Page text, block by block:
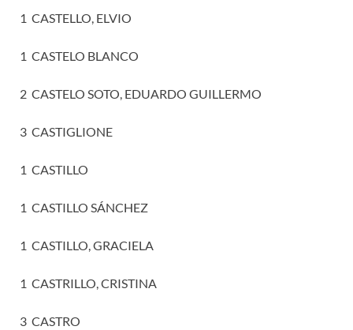
1 CASTELLO, ELVIO
1 CASTELO BLANCO
2 CASTELO SOTO, EDUARDO GUILLERMO
3 CASTIGLIONE
1 CASTILLO
1 CASTILLO SÁNCHEZ
1 CASTILLO, GRACIELA
1 CASTRILLO, CRISTINA
3 CASTRO